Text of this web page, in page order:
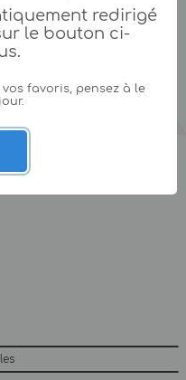
redirigé
le bouton ci-
vos favoris, pensez à le